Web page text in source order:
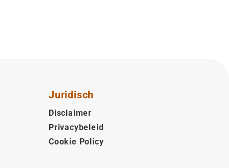
Juridisch
Disclaimer
Privacybeleid
Cookie Policy